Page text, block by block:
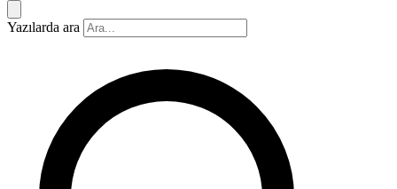
Yazılarda ara